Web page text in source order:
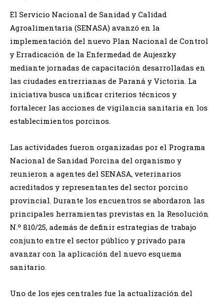
El Servicio Nacional de Sanidad y Calidad
Agroalimentaria (SENASA) avanzó en la
implementación del nuevo Plan Nacional de Control
y Erradicación de la Enfermedad de Aujeszky
mediante jornadas de capacitación desarrolladas en
las ciudades entrerrianas de Paraná y Victoria. La
iniciativa busca unificar criterios técnicos y
fortalecer las acciones de vigilancia sanitaria en los
establecimientos porcinos.
Las actividades fueron organizadas por el Programa
Nacional de Sanidad Porcina del organismo y
reunieron a agentes del SENASA, veterinarios
acreditados y representantes del sector porcino
provincial. Durante los encuentros se abordaron las
principales herramientas previstas en la Resolución
N.º 810/25, además de definir estrategias de trabajo
conjunto entre el sector público y privado para
avanzar con la aplicación del nuevo esquema
sanitario.
Uno de los ejes centrales fue la actualización del